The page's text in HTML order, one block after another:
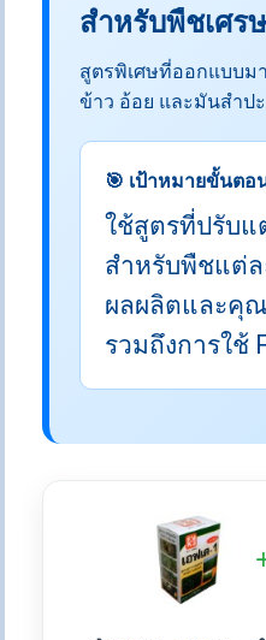
สำหรับพืชเศร
สูตรพิเศษที่ออกแบบม
ข้าว อ้อย และมันสำป
🎯 เป้าหมายขั้นตอ
ใช้สูตรที่ปรับแ
สำหรับพืชแต่
ผลผลิตและคุ
รวมถึงการใช้